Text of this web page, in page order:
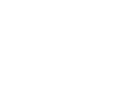
başına daha düşük
tutarlı bir şekilde